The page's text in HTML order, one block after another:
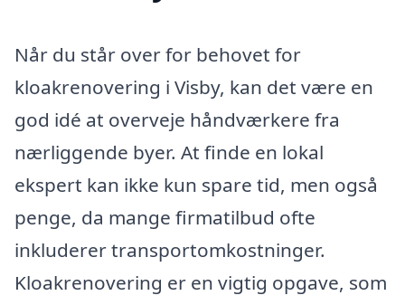
Når du står over for behovet for
kloakrenovering i Visby, kan det være en
god idé at overveje håndværkere fra
nærliggende byer. At finde en lokal
ekspert kan ikke kun spare tid, men også
penge, da mange firmatilbud ofte
inkluderer transportomkostninger.
Kloakrenovering er en vigtig opgave, som